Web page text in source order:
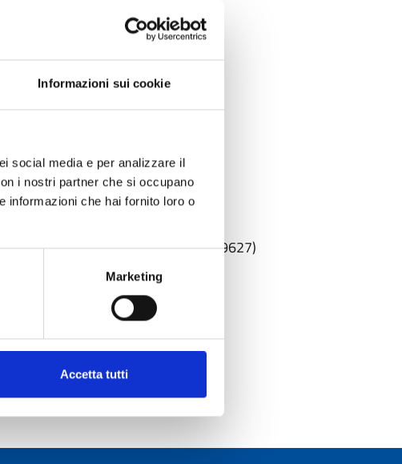
Informazioni sui cookie
social media e per analizzare il
i nostri partner che si occupano
informazioni che hai fornito loro o
Marketing
Accetta tutti
dell’ERC (grant agreement 679627)